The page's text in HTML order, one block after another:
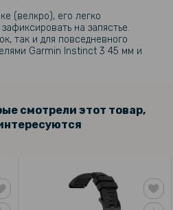
(велкро), его легко
на запястье.
так и для повседневного
Garmin Instinct 3 45 мм и
смотрели этот товар,